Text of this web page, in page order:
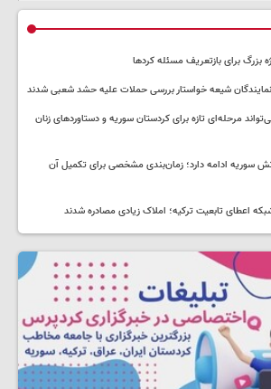
بزرگ‌ برای بازتعریف مسئله کردها
شیعه خواستار بررسی حملات علیه حشد شعبی شدند
مرحله‌ای تازه برای کردستان سوریه و دستاوردهای زنان
سوریه ادامه دارد؛ زمان‌بندی مشخصی برای تکمیل آن
اعطای تابعیت ترکیه؛ املاک زیادی مصادره شدند